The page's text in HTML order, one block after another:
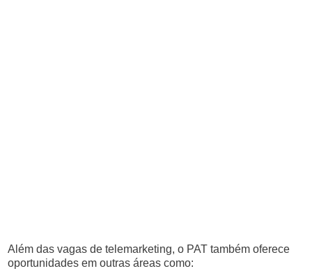
Além das vagas de telemarketing, o PAT também oferece
oportunidades em outras áreas como: